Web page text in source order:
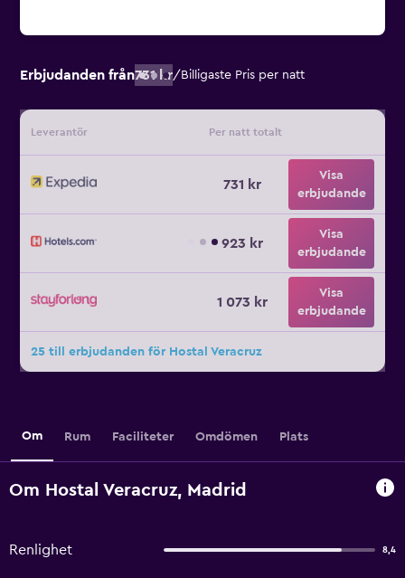
Erbjudanden från731 kr/ Billigaste Pris per natt
Leverantör Per natt totalt
731 kr
Visa
erbjudande
923 kr
Visa
erbjudande
1 073 kr
Visa
erbjudande
25 till erbjudanden för Hostal Veracruz
Om Rum Faciliteter Omdömen Plats
Om Hostal Veracruz, Madrid
Renlighet 8,4